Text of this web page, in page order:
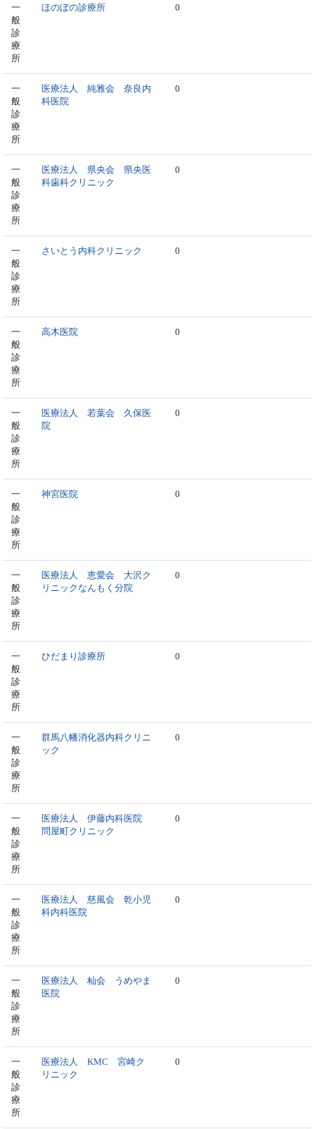
一
般
診
療
所
ほのぼの診療所 0
一
般
診
療
所
医療法人 純雅会 奈良内
科医院
0
一
般
診
療
所
医療法人 県央会 県央医
科歯科クリニック
0
一
般
診
療
所
さいとう内科クリニック 0
一
般
診
療
所
高木医院 0
一
般
診
療
所
医療法人 若葉会 久保医
院
0
一
般
診
療
所
神宮医院 0
一
般
診
療
所
医療法人 恵愛会 大沢ク
リニックなんもく分院
0
一
般
診
療
所
ひだまり診療所 0
一
般
診
療
所
群馬八幡消化器内科クリニ
ック
0
一
般
診
療
所
医療法人 伊藤内科医院
問屋町クリニック
0
一
般
診
療
所
医療法人 慈風会 乾小児
科内科医院
0
一
般
診
療
所
医療法人 杣会 うめやま
医院
0
一
般
診
療
所
医療法人 KMC 宮崎ク
リニック
0